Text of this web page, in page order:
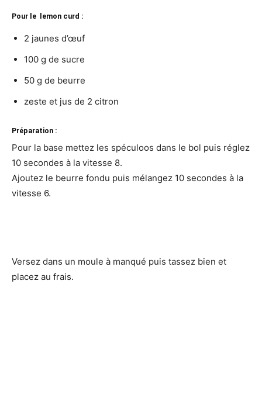
Pour le lemon curd :
2 jaunes d’œuf
100 g de sucre
50 g de beurre
zeste et jus de 2 citron
Préparation :
Pour la base mettez les spéculoos dans le bol puis réglez
10 secondes à la vitesse 8.
Ajoutez le beurre fondu puis mélangez 10 secondes à la
vitesse 6.
Versez dans un moule à manqué puis tassez bien et
placez au frais.